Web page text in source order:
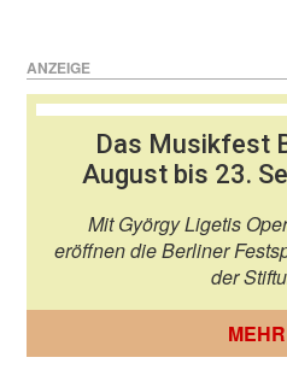
ANZEIGE
Das Musikfest
August bis 23.
Mit György Ligetis
eröffnen die Berliner
der